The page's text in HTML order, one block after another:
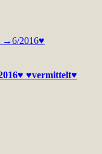
♥vermittelt♥